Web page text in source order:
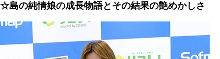
☆島の純情娘の成長物語とその結果の艶めかしさ